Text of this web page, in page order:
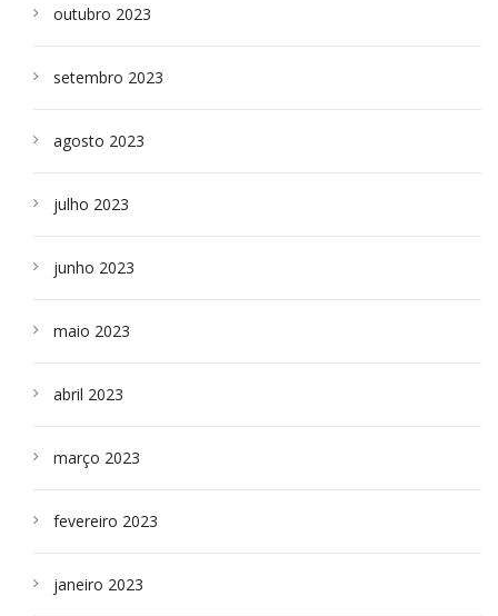
outubro 2023
setembro 2023
agosto 2023
julho 2023
junho 2023
maio 2023
abril 2023
março 2023
fevereiro 2023
janeiro 2023